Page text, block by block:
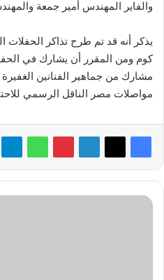
والفاير المهندس أمير جمعة
يذكر أنه قد تم طرح تذاكر الحفلات
مشارك من جماهير الفنانين الغفيرة
مواصلات مصر الناقل الرسمي
راية